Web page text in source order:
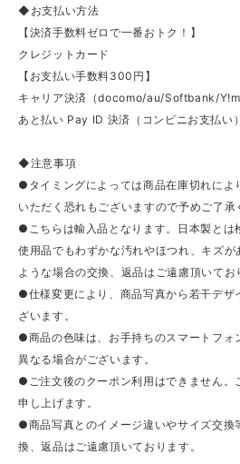
◆お支払い方法
【決済手数料ゼロで一番おトク！】
クレジットカード
【お支払い手数料300円】
キャリア決済（docomo/au/Softbank/
あと払い Pay ID 決済（コンビニお支払い）
◆注意事項
●タイミングによっては商品在庫切れによ
いただく恐れもございますので予めご了承
●こちらは輸入品となります。日本製とは
使用品でもわずかな汚れやほつれ、キズ
ような場合の交換、返品はご遠慮頂いてお
●仕様変更により、商品写真から若干デザ
ざいます。
●商品の色味は、お手持ちのスマートフォ
異なる場合がございます。
●ご注文後のクーポン利用はできません。
申し上げます。
●商品写真とのイメージ違いやサイズ交換
換、返品はご遠慮頂いております。